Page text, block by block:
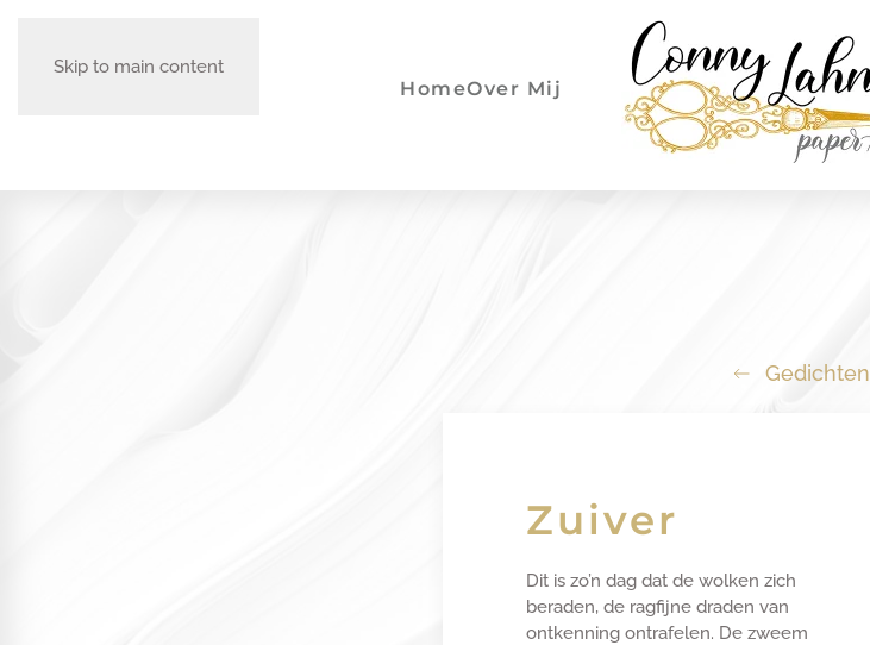
Skip to main content
HomeOver Mij
Gedichten
Zuiver
Dit is zo’n dag dat de wolken zich
beraden, de ragfijne draden van
ontkenning ontrafelen. De zweem